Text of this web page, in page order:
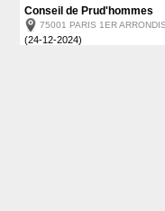
Conseil de Prud'hommes
75001 PARIS 1ER
(24-12-2024)